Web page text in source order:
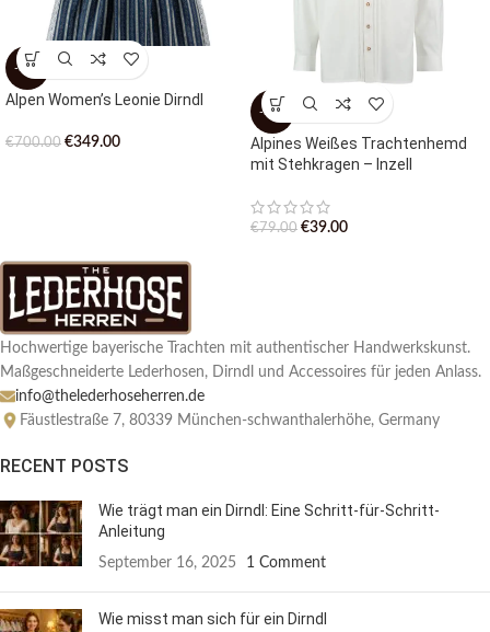
-50%
Alpen Women’s Leonie Dirndl
€700.00 €349.00
-51%
Alpines Weißes Trachtenhemd
mit Stehkragen – Inzell
€79.00 €39.00
Hochwertige bayerische Trachten mit authentischer Handwerkskunst.
Maßgeschneiderte Lederhosen, Dirndl und Accessoires für jeden Anlass.
info@thelederhoseherren.de
Fäustlestraße 7, 80339 München-schwanthalerhöhe, Germany
RECENT POSTS
Wie trägt man ein Dirndl: Eine Schritt-für-Schritt-
Anleitung
September 16, 2025 1 Comment
Wie misst man sich für ein Dirndl